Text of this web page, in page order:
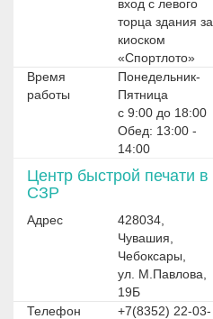
вход с левого
торца здания за
киоском
«Спортлото»
Время
работы
Понедельник-
Пятница
с 9:00 до 18:00
Обед: 13:00 -
14:00
Центр быстрой печати в
СЗР
Адрес
428034,
Чувашия,
Чебоксары,
ул. М.Павлова,
19Б
Телефон
+7(8352) 22-03-